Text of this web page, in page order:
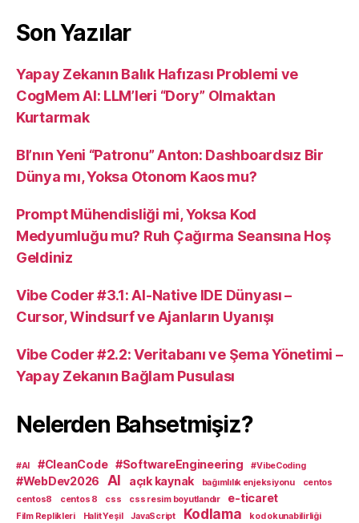
Son Yazılar
Yapay Zekanın Balık Hafızası Problemi ve
CogMem AI: LLM’leri “Dory” Olmaktan
Kurtarmak
BI’nın Yeni “Patronu” Anton: Dashboardsız Bir
Dünya mı, Yoksa Otonom Kaos mu?
Prompt Mühendisliği mi, Yoksa Kod
Medyumluğu mu? Ruh Çağırma Seansına Hoş
Geldiniz
Vibe Coder #3.1: AI-Native IDE Dünyası –
Cursor, Windsurf ve Ajanların Uyanışı
Vibe Coder #2.2: Veritabanı ve Şema Yönetimi –
Yapay Zekanın Bağlam Pusulası
Nelerden Bahsetmişiz?
#AI #CleanCode #SoftwareEngineering #VibeCoding
#WebDev2026 AI açık kaynak bağımlılık enjeksiyonu
centos
centos8
centos 8 css css resim boyutlandır e-ticaret
Film Replikleri Halit Yeşil JavaScript Kodlama kod okunabilirliği